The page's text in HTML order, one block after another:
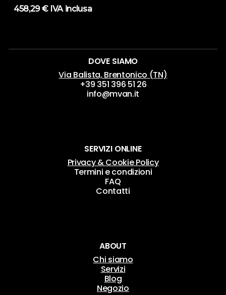
458,29€ IVA inclusa
DOVE SIAMO
Via Balista, Brentonico (TN)
+39 351 396 51 26
info@mvan.it
SERVIZI ONLINE
Privacy & Cookie Policy
Termini e condizioni
FAQ
Contatti
ABOUT
Chi siamo
Servizi
Blog
Negozio